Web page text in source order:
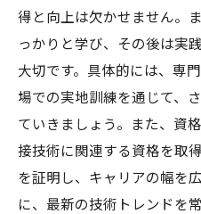
得と向上は欠かせません。
っかりと学び、その後は実
大切です。具体的には、専
場での実地訓練を通じて、
ていきましょう。また、資
接技術に関連する資格を取
を証明し、キャリアの幅を
に、最新の技術トレンドを